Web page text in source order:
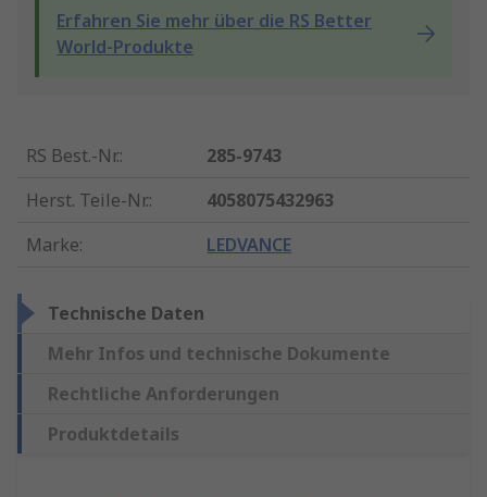
Erfahren Sie mehr über die RS Better
World-Produkte
RS Best.-Nr.:
285-9743
Herst. Teile-Nr.:
4058075432963
Marke: LEDVANCE
Technische Daten
Mehr Infos und technische Dokumente
Rechtliche Anforderungen
Produktdetails